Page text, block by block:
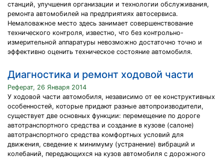
станций, улучшения организации и технологии обслуживания,
ремонта автомобилей на предприятиях автосервиса.
Немаловажное место здесь занимает совершенствование
технического контроля, известно, что без контрольно-
измерительной аппаратуры невозможно достаточно точно и
эффективно оценить техническое состояние автомобиля.
Диагностика и ремонт ходовой части
Реферат, 26 Января 2014
У ходовой части автомобиля, независимо от ее конструктивных
особенностей, которые придают разные автопроизводители,
существует две основных функции: перемещение по дороге
автотранспортного средства и создание в кузове (салоне)
автотранспортного средства комфортных условий для
движения, сведение к минимуму (устранение) вибраций и
колебаний, передающихся на кузов автомобиля с дорожного